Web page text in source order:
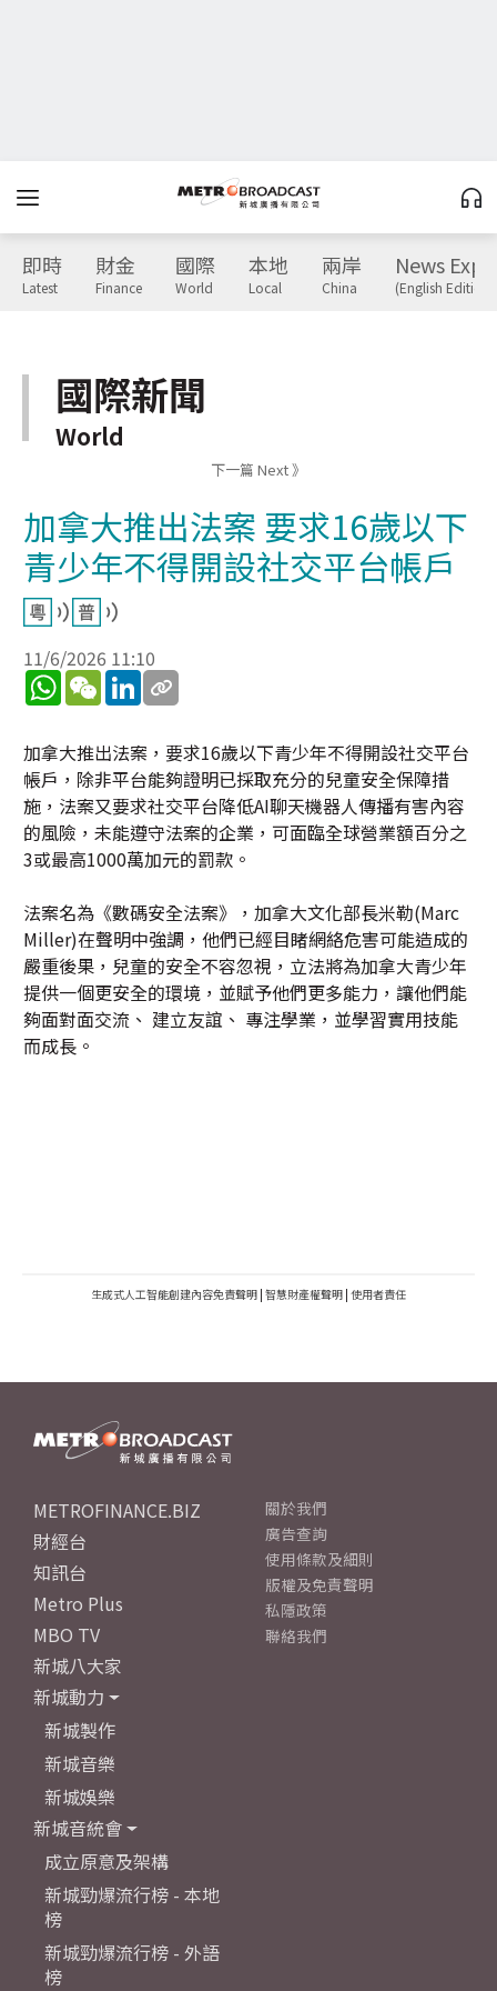
即時
Latest
財金
Finance
國際
World
本地
Local
兩岸
China
News
(English Edition)
國際新聞
World
下一篇 Next 》
加拿大推出法案 要求16歲以下
青少年不得開設社交平台帳戶
11/6/2026 11:10
WhatsApp
WeChatLinkedIn
加拿大推出法案，要求16歲以下青少年不得開設社交平台
帳戶，除非平台能夠證明已採取充分的兒童安全保障措
施，法案又要求社交平台降低AI聊天機器人傳播有害內容
的風險，未能遵守法案的企業，可面臨全球營業額百分之
3或最高1000萬加元的罰款。
法案名為《數碼安全法案》，加拿大文化部長米勒(Marc
Miller)在聲明中強調，他們已經目睹網絡危害可能造成的
嚴重後果，兒童的安全不容忽視，立法將為加拿大青少年
提供一個更安全的環境，並賦予他們更多能力，讓他們能
夠面對面交流、 建立友誼、 專注學業，並學習實用技能
而成長。
生成式人工智能創建內容免責聲明 | 智慧財產權聲明 | 使用者責任
METROFINANCE.BIZ
財經台
知訊台
Metro Plus
MBO TV
新城八大家
新城動力
新城製作
新城音樂
新城娛樂
新城音統會
成立原意及架構
新城勁爆流行榜 - 本地
榜
新城勁爆流行榜 - 外語
榜
關於我們
廣告查詢
使用條款及細則
版權及免責聲明
私隱政策
聯絡我們